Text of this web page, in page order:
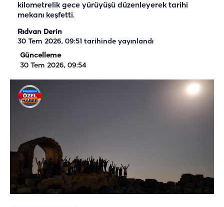
kilometrelik gece yürüyüşü düzenleyerek tarihi
mekanı keşfetti.
Rıdvan Derin
30 Tem 2026, 09:51 tarihinde yayınlandı
Güncelleme
30 Tem 2026, 09:54